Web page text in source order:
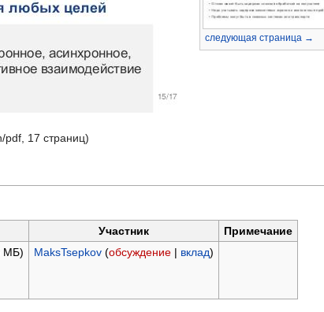
следующая страница →
pdf , 17 страниц)
Участник
Примечание
МБ) MaksTsepkov (обсуждение| вклад)